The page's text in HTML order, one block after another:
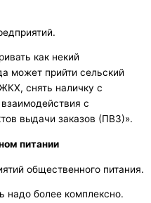
как некий
может прийти сельский
снять наличку с
с
выдачи заказов (ПВЗ)».
питании
общественного питания.
надо более комплексно.